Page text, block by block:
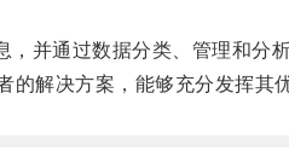
通过数据分类、管理和分
解决方案，能够充分发挥其优